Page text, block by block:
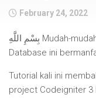
February 24, 2022
بِسْمِ اللَّهِ Mudah-mudahan tutorial Codeigniter 3 – Koneksi ke
Database ini
Tutorial kali ini
project Codeigniter 3